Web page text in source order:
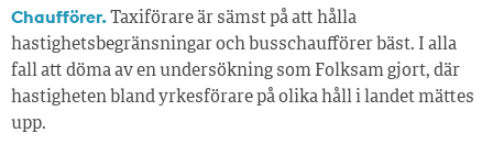
Chaufförer.Taxiförare är sämst på att hålla
hastighetsbegränsningar och busschaufförer bäst. I alla
fall att döma av en undersökning som Folksam gjort, där
hastigheten bland yrkesförare på olika håll i landet mättes
upp.